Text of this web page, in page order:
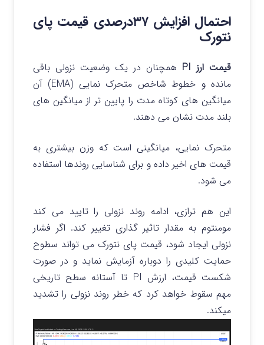
احتمال افزایش ۳۷درصدی قیمت پای
نتورک
قیمت ارز PI
همچنان در یک وضعیت نزولی باقی
مانده و خطوط شاخص متحرک نمایی (EMA) آن
میانگین‌ های کوتاه‌ مدت را پایین‌ تر از میانگین‌ های
بلند مدت نشان می‌ دهند.
متحرک نمایی، میانگینی است که وزن بیشتری به
قیمت‌ های اخیر داده و برای شناسایی روندها استفاده
می‌ شود.
این هم ترازی، ادامه روند نزولی را تایید می کند
مومنتوم به مقدار تاثیر گذاری تغییر کند. اگر فشار
نزولی ایجاد شود، قیمت پای نتورک می تواند سطوح
حمایت کلیدی را دوباره آزمایش نماید و در صورت
شکست قیمت، ارزش PI تا آستانه سطح تاریخی
مهم سقوط خواهد کرد که خطر روند نزولی را تشدید
میکند.